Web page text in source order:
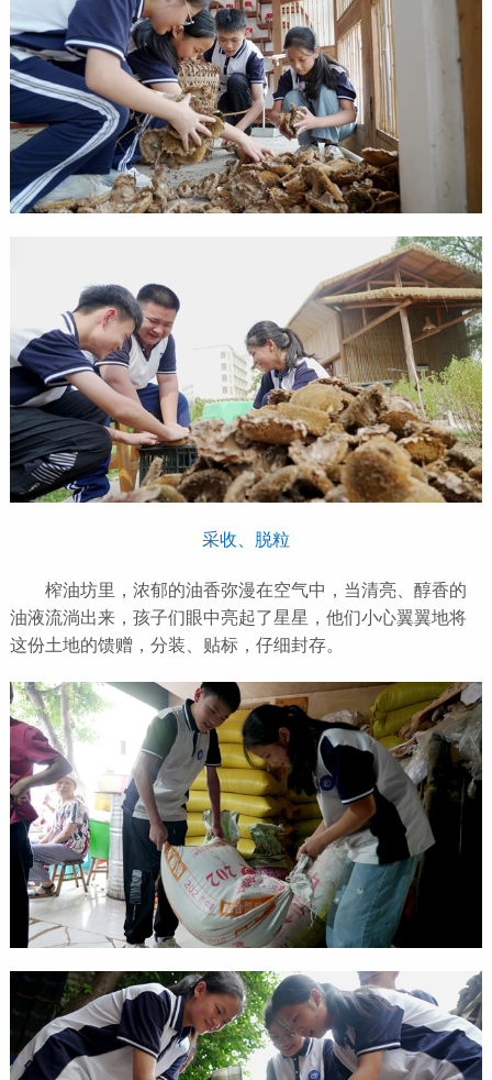
采收、脱粒
榨油坊里，浓郁的油香弥漫在空气中，当清亮、醇香的
油液流淌出来，孩子们眼中亮起了星星，他们小心翼翼地将
这份土地的馈赠，分装、贴标，仔细封存。